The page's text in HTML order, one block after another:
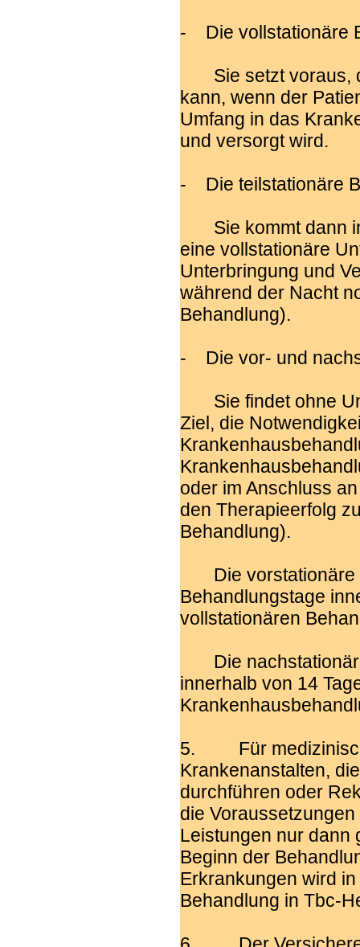
- Die vollstationäre
Sie setzt voraus,
kann, wenn der
Umfang in das
und versorgt wird.
- Die teilstationäre
Sie kommt dann in
eine vollstationäre
Unterbringung und
während der Nacht
Behandlung).
- Die vor- und
Sie findet ohne
Ziel, die
oder im Anschluss
den Therapieerfolg
Behandlung).
Die vorstationäre
Behandlungstage
vollstationären
Die
innerhalb von 14
5. Für medizinisch
Krankenanstalten,
durchführen oder
die
Leistungen nur dann
Beginn der
Erkrankungen wird
Behandlung in Tbc-